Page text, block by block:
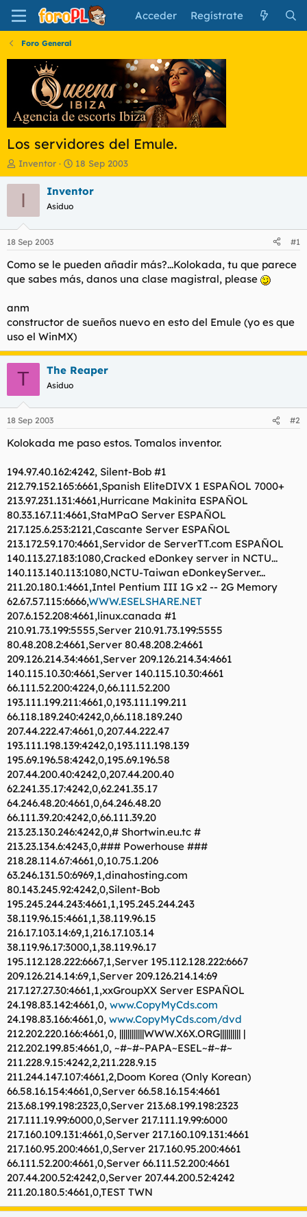
Acceder Regístrate
Foro General
Los servidores del Emule.
I
n
i
a
d
o
r
e
t
e
m
Inventor
F
e
c
i
n
c
18 Sep 2003
I Inventor
Asiduo
18 Sep 2003 #1
Como se le pueden añadir más?...Kolokada, tu que parece
que sabes más, danos una clase magistral, please
anm
constructor de sueños nuevo en esto del Emule (yo es que
uso el WinMX)
T The Reaper
Asiduo
18 Sep 2003 #2
Kolokada me paso estos. Tomalos inventor.
194.97.40.162:4242, Silent-Bob #1
212.79.152.165:6661,Spanish EliteDIVX 1 ESPAÑOL 7000+
213.97.231.131:4661,Hurricane Makinita ESPAÑOL
80.33.167.11:4661,StaMPaO Server ESPAÑOL
217.125.6.253:2121,Cascante Server ESPAÑOL
213.172.59.170:4661,Servidor de ServerTT.com ESPAÑOL
140.113.27.183:1080,Cracked eDonkey server in NCTU...
140.113.140.113:1080,NCTU-Taiwan eDonkeyServer...
211.20.180.1:4661,Intel Pentium III 1G x2 -- 2G Memory
62.67.57.115:6666,WWW.ESELSHARE.NET
207.6.152.208:4661,linux.canada #1
210.91.73.199:5555,Server 210.91.73.199:5555
80.48.208.2:4661,Server 80.48.208.2:4661
209.126.214.34:4661,Server 209.126.214.34:4661
140.115.10.30:4661,Server 140.115.10.30:4661
66.111.52.200:4224,0,66.111.52.200
193.111.199.211:4661,0,193.111.199.211
66.118.189.240:4242,0,66.118.189.240
207.44.222.47:4661,0,207.44.222.47
193.111.198.139:4242,0,193.111.198.139
195.69.196.58:4242,0,195.69.196.58
207.44.200.40:4242,0,207.44.200.40
62.241.35.17:4242,0,62.241.35.17
64.246.48.20:4661,0,64.246.48.20
66.111.39.20:4242,0,66.111.39.20
213.23.130.246:4242,0,# Shortwin.eu.tc #
213.23.134.6:4243,0,### Powerhouse ###
218.28.114.67:4661,0,10.75.1.206
63.246.131.50:6969,1,dinahosting.com
80.143.245.92:4242,0,Silent-Bob
195.245.244.243:4661,1,195.245.244.243
38.119.96.15:4661,1,38.119.96.15
216.17.103.14:69,1,216.17.103.14
38.119.96.17:3000,1,38.119.96.17
195.112.128.222:6667,1,Server 195.112.128.222:6667
209.126.214.14:69,1,Server 209.126.214.14:69
217.127.27.30:4661,1,xxGroupXX Server ESPAÑOL
24.198.83.142:4661,0, www.CopyMyCds.com
24.198.83.166:4661,0, www.CopyMyCds.com/dvd
212.202.220.166:4661,0, ||||||||||||WWW.X6X.ORG|||||||||| |
212.202.199.85:4661,0, ~#~#~PAPA~ESEL~#~#~
211.228.9.15:4242,2,211.228.9.15
211.244.147.107:4661,2,Doom Korea (Only Korean)
66.58.16.154:4661,0,Server 66.58.16.154:4661
213.68.199.198:2323,0,Server 213.68.199.198:2323
217.111.19.99:6000,0,Server 217.111.19.99:6000
217.160.109.131:4661,0,Server 217.160.109.131:4661
217.160.95.200:4661,0,Server 217.160.95.200:4661
66.111.52.200:4661,0,Server 66.111.52.200:4661
207.44.200.52:4242,0,Server 207.44.200.52:4242
211.20.180.5:4661,0,TEST TWN